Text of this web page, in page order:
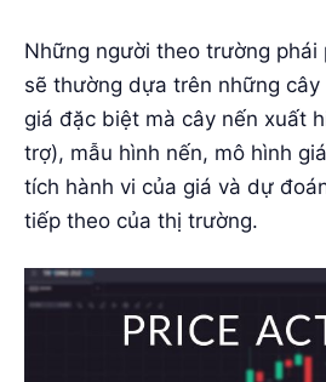
Những người theo trường phái
sẽ thường dựa trên những cây
giá đặc biệt mà cây nến xuất
trợ), mẫu hình nến, mô hình
tích hành vi của giá và dự
tiếp theo của thị trường.